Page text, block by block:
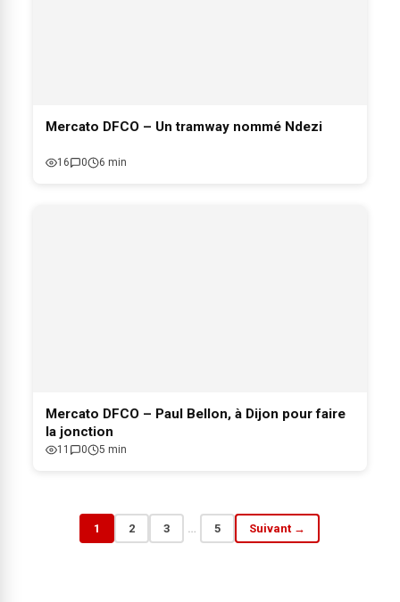
Mercato DFCO – Un tramway nommé Ndezi
16 0 6 min
Mercato DFCO – Paul Bellon, à Dijon pour faire
la jonction
11 0 5 min
1 2 3 … 5 Suivant →